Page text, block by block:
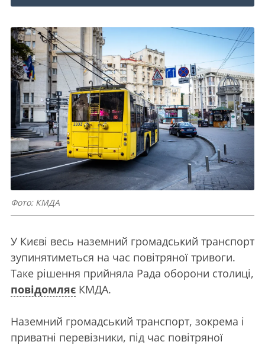
Фото: КМДА
У Києві весь наземний громадський транспорт
зупинятиметься на час повітряної тривоги.
Таке рішення прийняла Рада оборони столиці,
повідомляє КМДА.
Наземний громадський транспорт, зокрема і
приватні перевізники, під час повітряної